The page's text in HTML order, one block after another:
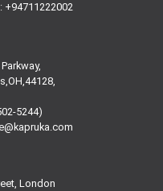
+94711222002
5244)
London